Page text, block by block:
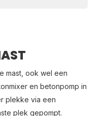
mast, ook wel een
en betonpomp in
plekke via een
plek gepompt.